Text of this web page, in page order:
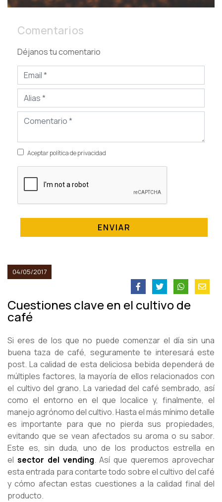
Comentarios
Déjanos tu comentario
Aceptar política de privacidad
ENVIAR
04/05/2017
Cuestiones clave en el cultivo de
café
Si eres de los que no puede comenzar el día sin una
buena taza de café, seguramente te interesará este
post. La calidad de esta deliciosa bebida dependerá de
múltiples factores, la mayoría de ellos relacionados con
el cultivo del grano. La variedad del café sembrado, así
como el entorno en el que localice y, finalmente, el
manejo agrónomo del cultivo. Hasta el más mínimo detalle
es importante para que no pierda sus propiedades,
evitando que se vean afectados su aroma o su sabor.
Este es, sin duda, uno de los productos estrella en
el sector del vending. Así que queremos aprovechar
esta entrada para contarte todo sobre el cultivo del café
y cómo afectan estas cuestiones a la calidad final del
producto.